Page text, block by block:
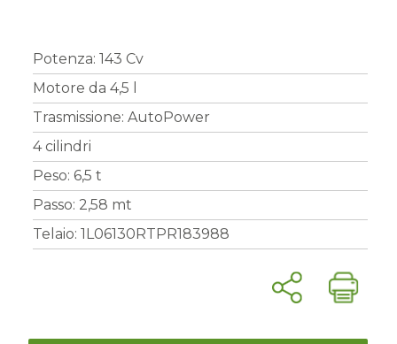
Potenza: 143 Cv
Motore da 4,5 l
Trasmissione: AutoPower
4 cilindri
Peso: 6,5 t
Passo: 2,58 mt
Telaio: 1L06130RTPR183988